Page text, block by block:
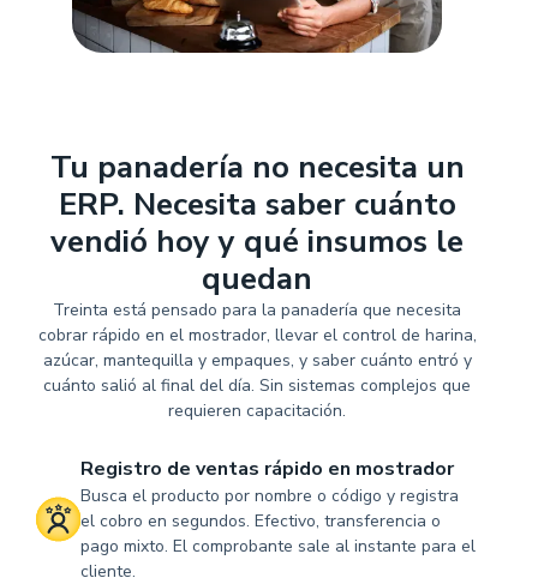
Tu panadería no necesita un
ERP. Necesita saber cuánto
vendió hoy y qué insumos le
quedan
Treinta está pensado para la panadería que necesita
cobrar rápido en el mostrador, llevar el control de harina,
azúcar, mantequilla y empaques, y saber cuánto entró y
cuánto salió al final del día. Sin sistemas complejos que
requieren capacitación.
Registro de ventas rápido en mostrador
Busca el producto por nombre o código y registra
el cobro en segundos. Efectivo, transferencia o
pago mixto. El comprobante sale al instante para el
cliente.